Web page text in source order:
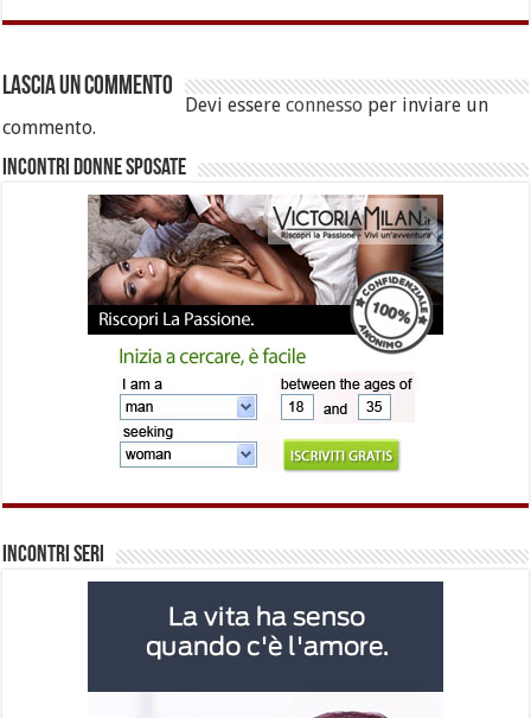
Lascia un commento
Devi essereconnesso per inviare un
commento.
Incontri Donne Sposate
Incontri Seri